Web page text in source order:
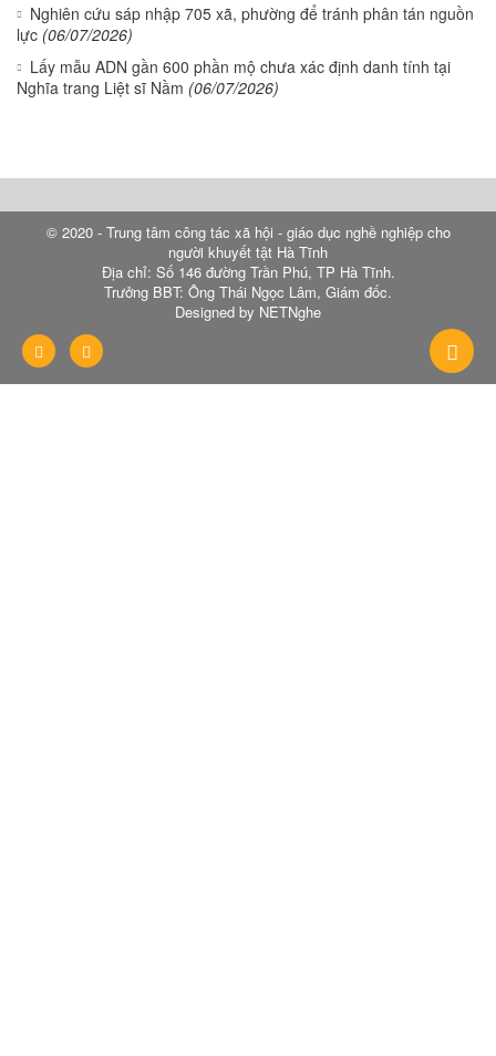
Nghiên cứu sáp nhập 705 xã, phường để tránh phân tán nguồn
lực (06/07/2026)
Lấy mẫu ADN gần 600 phần mộ chưa xác định danh tính tại
Nghĩa trang Liệt sĩ Nầm (06/07/2026)
© 2020 - Trung tâm công tác xã hội - giáo dục nghề nghiệp cho
người khuyết tật Hà Tĩnh
Địa chỉ: Số 146 đường Trần Phú, TP Hà Tĩnh.
Trưởng BBT: Ông Thái Ngọc Lâm, Giám đốc.
Designed by NETNghe